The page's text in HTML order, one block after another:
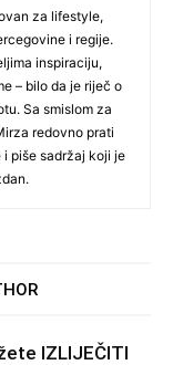
za lifestyle,
i regije.
inspiraciju,
– bilo da je riječ o
Sa smislom za
redovno prati
piše sadržaj koji je
IZLIJEČITI